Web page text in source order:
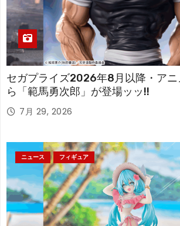
セガプライズ2026年8月以降・ア
ら「範馬勇次郎」が登場ッッ!!
7月 29, 2026
ニュース フィギュア